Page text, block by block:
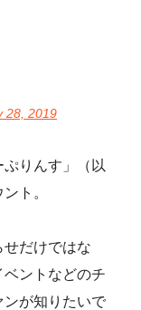
28, 2019
りんす」（以
ト。
せだけではな
ベントなどのチ
が知りたいで